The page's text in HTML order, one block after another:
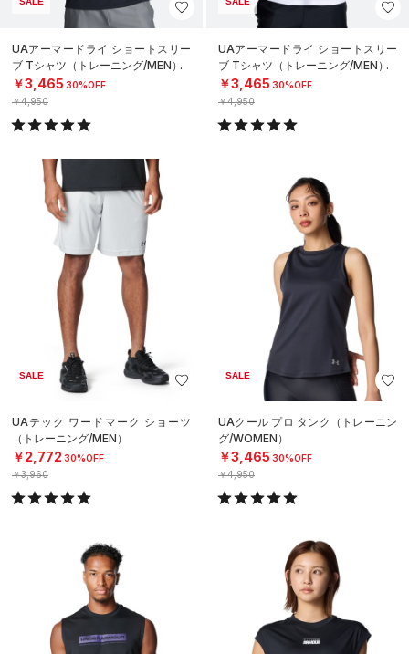
UAアーマードライ ショートスリー
ブ Tシャツ（トレーニング/MEN）
￥3,465 30%OFF
￥4,950
UAアーマードライ ショートスリー
ブ Tシャツ（トレーニング/MEN）
￥3,465 30%OFF
￥4,950
SALE
UAテック ワードマーク ショーツ
（トレーニング/MEN）
￥2,772 30%OFF
￥3,960
SALE
UAクール プロ タンク（トレーニン
グ/WOMEN）
￥3,465 30%OFF
￥4,950